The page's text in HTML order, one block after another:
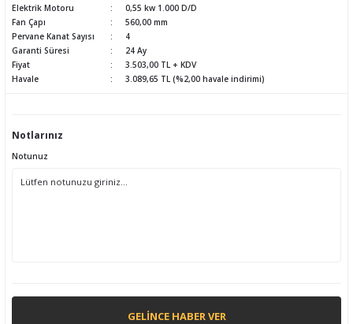
Elektrik Motoru
0,55 kw 1.000 D/D
Fan Çapı
560,00 mm
Pervane Kanat Sayısı
4
Garanti Süresi
24 Ay
Fiyat
3.503,00 TL + KDV
Havale
3.089,65 TL (%2,00 havale indirimi)
Notlarınız
Notunuz
GELINCE HABER VER